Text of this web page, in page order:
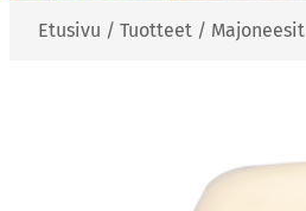
Etusivu / Tuotteet / Majoneesit